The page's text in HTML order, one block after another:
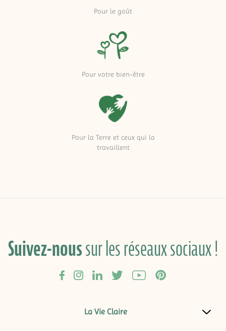
Pour le goût
Pour votre bien-être
Pour la Terre et ceux qui la
travaillent
Suivez-noussur les réseaux sociaux !
La Vie Claire